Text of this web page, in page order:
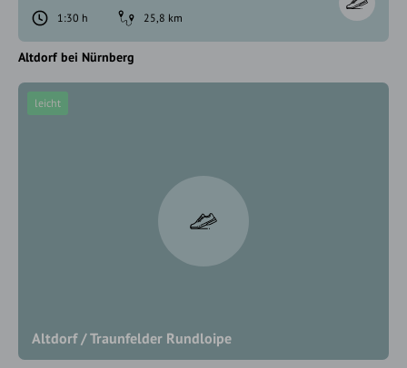
1:30 h
25,8 km
Altdorf bei Nürnberg
Altdorf / Traunfelder Rundloipe
leicht